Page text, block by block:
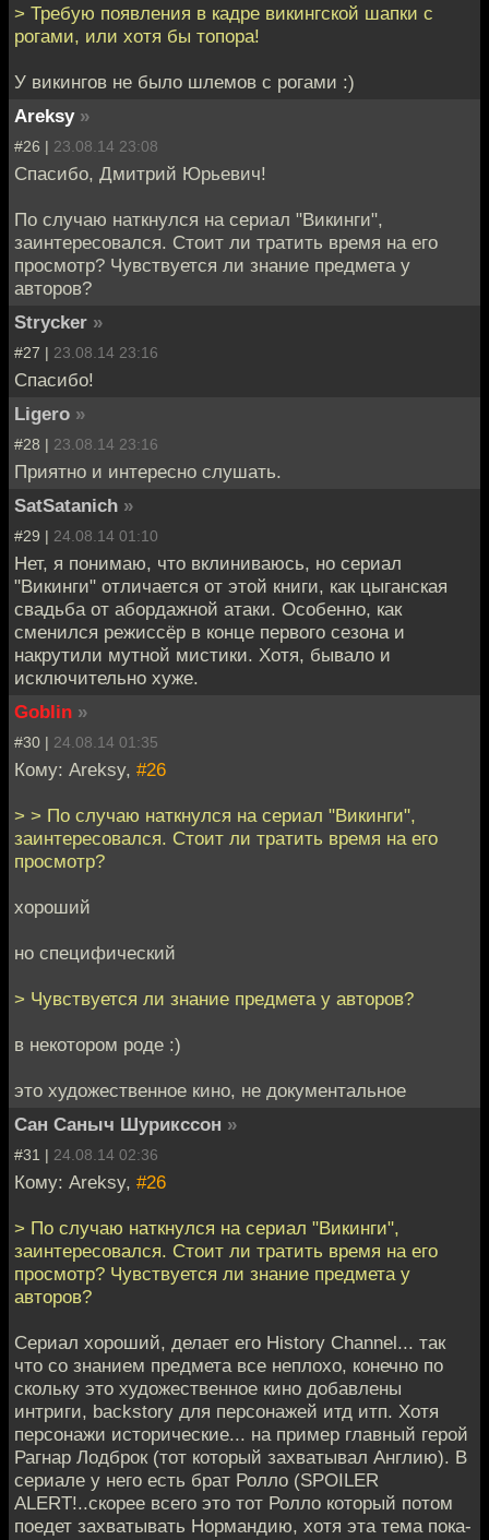
> Требую появления в кадре викингской шапки с
рогами, или хотя бы топора!
У викингов не было шлемов с рогами :)
Areksy »
#26 | 23.08.14 23:08
Спасибо, Дмитрий Юрьевич!
По случаю наткнулся на сериал "Викинги",
заинтересовался. Стоит ли тратить время на его
просмотр? Чувствуется ли знание предмета у
авторов?
Strycker »
#27 | 23.08.14 23:16
Спасибо!
Ligero »
#28 | 23.08.14 23:16
Приятно и интересно слушать.
SatSatanich »
#29 | 24.08.14 01:10
Нет, я понимаю, что вклиниваюсь, но сериал
"Викинги" отличается от этой книги, как цыганская
свадьба от абордажной атаки. Особенно, как
сменился режиссёр в конце первого сезона и
накрутили мутной мистики. Хотя, бывало и
исключительно хуже.
Goblin »
#30 | 24.08.14 01:35
Кому: Areksy, #26
> > По случаю наткнулся на сериал "Викинги",
заинтересовался. Стоит ли тратить время на его
просмотр?
хороший
но специфический
> Чувствуется ли знание предмета у авторов?
в некотором роде :)
это художественное кино, не документальное
Сан Саныч Шурикссон »
#31 | 24.08.14 02:36
Кому: Areksy, #26
> По случаю наткнулся на сериал "Викинги",
заинтересовался. Стоит ли тратить время на его
просмотр? Чувствуется ли знание предмета у
авторов?
Сериал хороший, делает его History Channel... так
что со знанием предмета все неплохо, конечно по
скольку это художественное кино добавлены
интриги, backstory для персонажей итд итп. Хотя
персонажи исторические... на пример главный герой
Рагнар Лодброк (тот который захватывал Англию). В
сериале у него есть брат Ролло (SPOILER
ALERT!..скорее всего это тот Ролло который потом
поедет захватывать Нормандию, хотя эта тема пока-